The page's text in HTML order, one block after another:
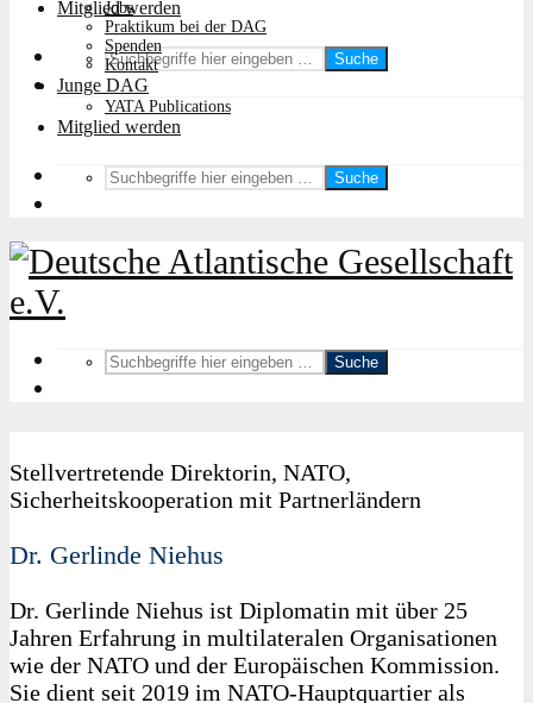
Mitglied werden
Suche
Jobs
Praktikum bei der DAG
Spenden
Kontakt
Junge DAG
YATA Publications
Mitglied werden
Suche
Suche
Stellvertretende Direktorin, NATO,
Sicherheitskooperation mit Partnerländern
Dr. Gerlinde Niehus
Dr. Gerlinde Niehus ist Diplomatin mit über 25
Jahren Erfahrung in multilateralen Organisationen
wie der NATO und der Europäischen Kommission.
Sie dient seit 2019 im NATO-Hauptquartier als